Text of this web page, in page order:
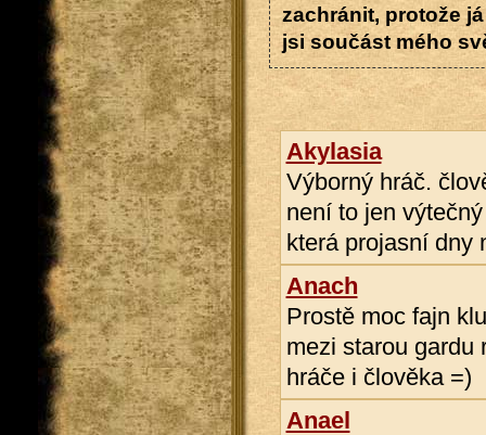
zachránit, protože
jsi součást mého
Akylasia
Výborný hráč.
není to jen
která projasní dny
Anach
Prostě moc fajn
mezi starou gardu
hráče i člověka =)
Anael